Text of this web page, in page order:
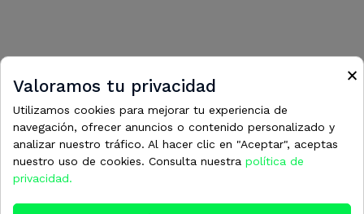
16 otros productos en la misma
categoría:
×
Valoramos tu privacidad
Utilizamos cookies para mejorar tu experiencia de
navegación, ofrecer anuncios o contenido personalizado y
analizar nuestro tráfico. Al hacer clic en "Aceptar", aceptas
nuestro uso de cookies. Consulta nuestra política de
privacidad.